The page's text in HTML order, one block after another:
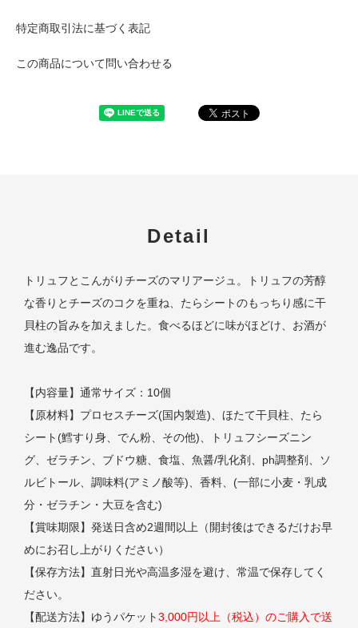
特定商取引法に基づく表記
この商品について問い合わせる
Detail
トリュフとこんがりチーズのマリアージュ。トリュフの芳醇
な香りとチーズのコクを重ね、たらシートのもっちり感に干
貝柱の旨みを加えました。食べるほどに味がほどけ、お酒が
進む逸品です。
【内容量】通常サイズ：10個
【原材料】プロセスチーズ(国内製造)、ほたて干貝柱、たら
シート(鱈すり身、でん粉、その他)、トリュフシーズニン
グ、ゼラチン、ブドウ糖、食塩、魚醤/乳化剤、ph調整剤、ソ
ルビトール、調味料(アミノ酸等)、香料、(一部に小麦・乳成
分・ゼラチン・大豆を含む)
【賞味期限】発送日含め2週間以上（開封後はできるだけお早
めにお召し上がりください）
【保存方法】直射日光や高温多湿を避け、常温で保存してく
ださい。
【配送方法】ゆうパケット3,000円以上（税込）のご購入で送